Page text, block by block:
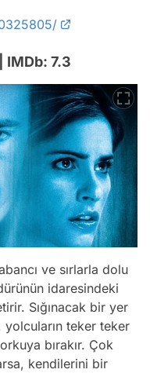
7.3
ve sırlarla dolu
idaresindeki
Sığınacak bir yer
yolcuların teker teker
bırakır. Çok
kendilerini bir